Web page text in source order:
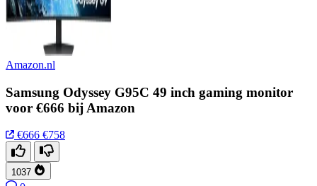
Amazon.nl
Samsung Odyssey G95C 49 inch gaming monitor
voor €666 bij Amazon
€666 €758
1037